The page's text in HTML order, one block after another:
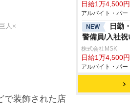
人×
で装飾された店
日給1万4,500円
アルバイト・パー
NEW
日勤
警備員/入社
株式会社MSK
日給1万4,500円
アルバイト・パー